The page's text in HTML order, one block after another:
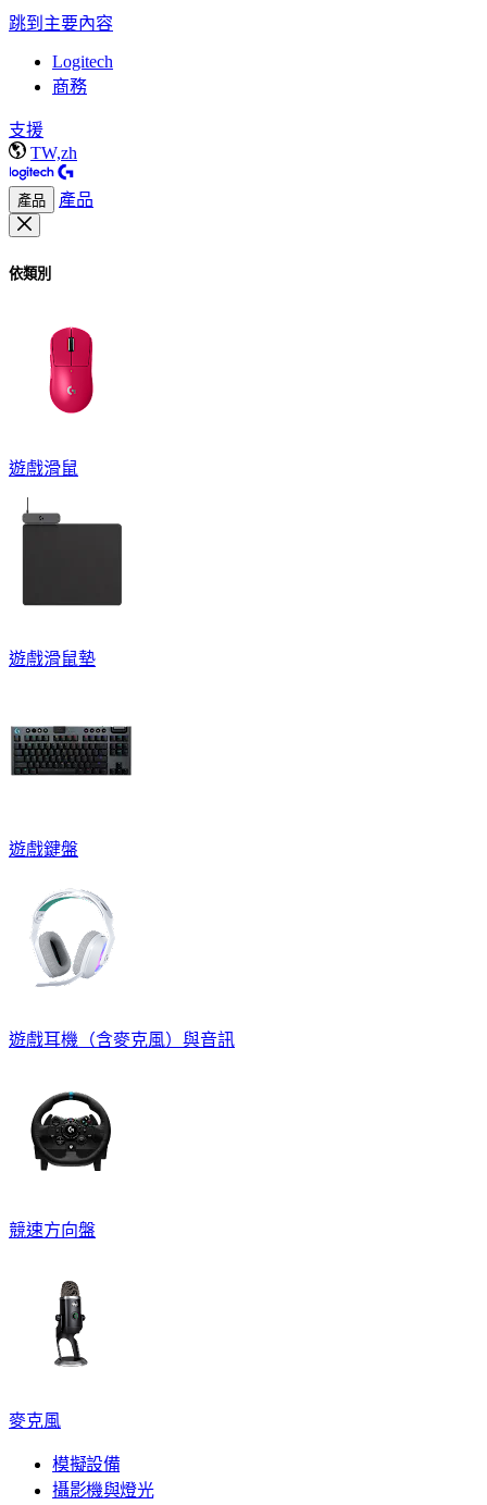
跳到主要內容
Logitech
商務
支援
TW,zh
產品 產品
依類別
遊戲滑鼠
遊戲滑鼠墊
遊戲鍵盤
遊戲耳機（含麥克風）與音訊
競速方向盤
麥克風
模擬設備
攝影機與燈光